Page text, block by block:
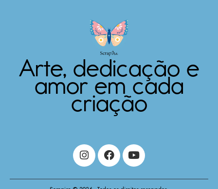
Arte, dedicação e
amor em cada
criação